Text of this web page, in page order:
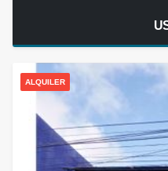
ALQUILER